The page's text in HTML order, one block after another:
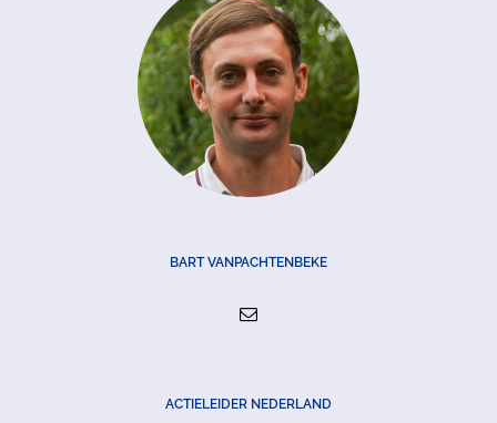
BART VANPACHTENBEKE
ACTIELEIDER NEDERLAND